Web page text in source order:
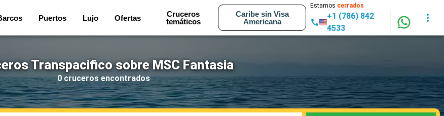
Puertos Lujo Ofertas
Cruceros
temáticos
Caribe sin Visa
Americana
Estamos cerrados
+1 (786) 842
4533
Transpacifico sobre MSC Fantasia
0 cruceros encontrados